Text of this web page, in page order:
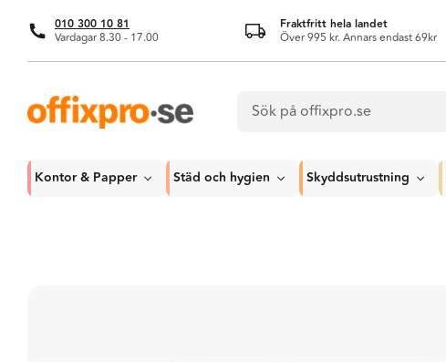
010 300 10 81
Vardagar 8.30 - 17.00
Fraktfritt hela landet
Över 995 kr. Annars endast 69kr
Kontor & Papper Städ och hygien Skyddsutrustning